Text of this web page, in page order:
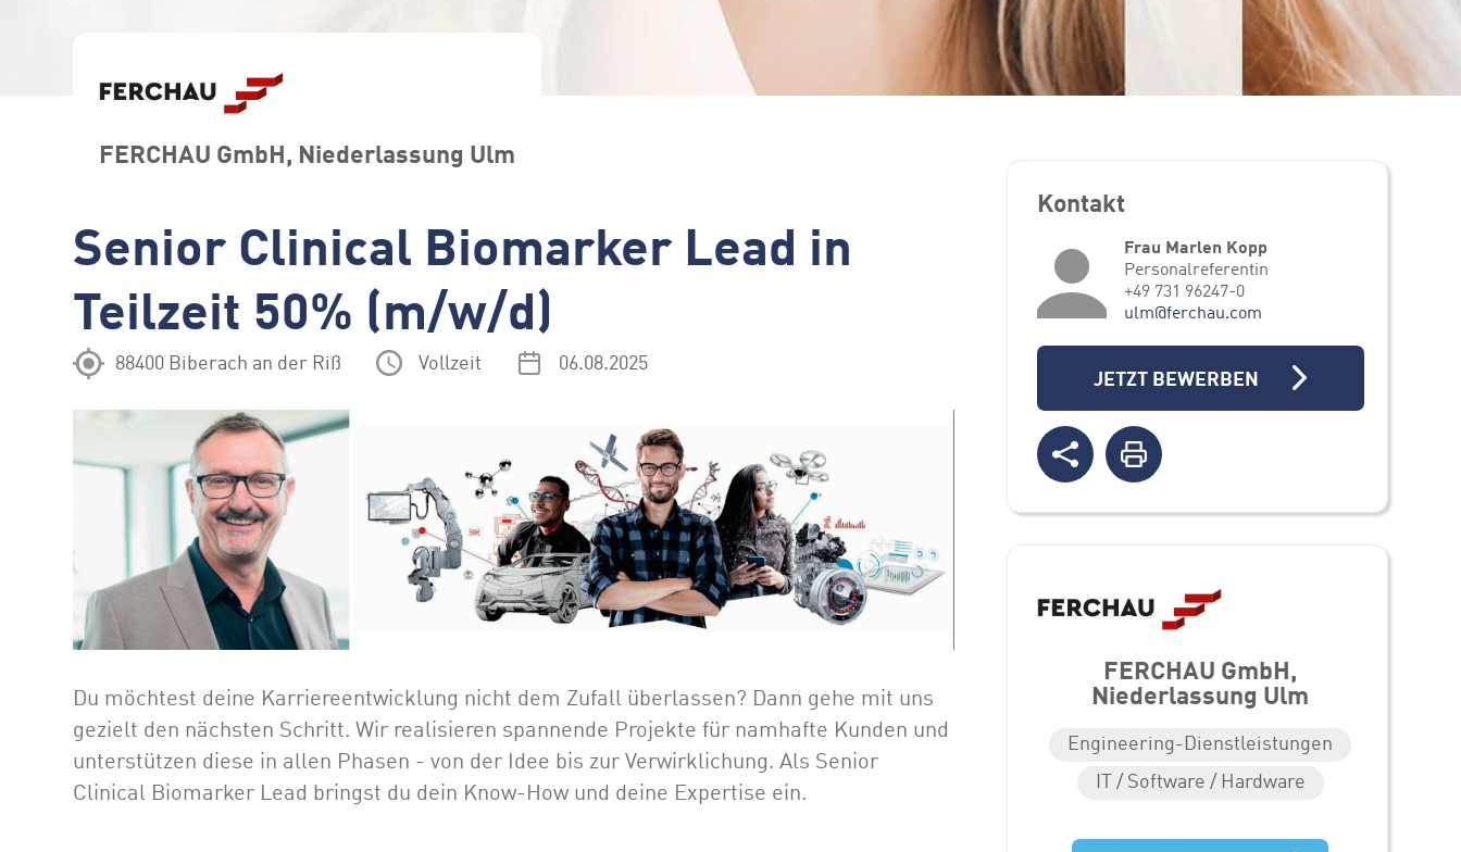
FERCHAU GmbH, Niederlassung Ulm
Senior Clinical Biomarker Lead in
Teilzeit 50% (m/w/d)
88400 Biberach an der Riß Vollzeit 06.08.2025
Du möchtest deine Karriereentwicklung nicht dem Zufall überlassen? Dann gehe mit uns
gezielt den nächsten Schritt. Wir realisieren spannende Projekte für namhafte Kunden und
unterstützen diese in allen Phasen - von der Idee bis zur Verwirklichung. Als Senior
Clinical Biomarker Lead bringst du dein Know-How und deine Expertise ein.
Kontakt
Frau Marlen Kopp
Personalreferentin
+49 731 96247-0
ulm@ferchau.com
JETZT BEWERBEN
FERCHAU GmbH,
Niederlassung Ulm
Engineering-Dienstleistungen
IT / Software / Hardware